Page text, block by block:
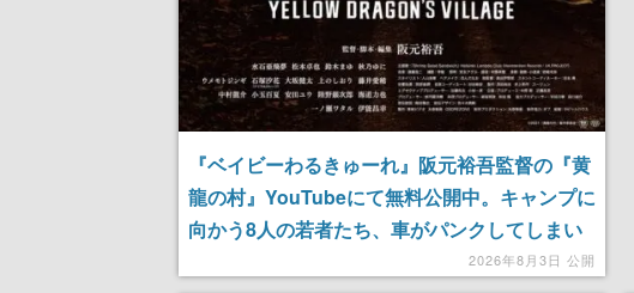
『ベイビーわるきゅーれ』阪元裕吾監督の『黄
龍の村』YouTubeにて無料公開中。キャンプに
向かう8人の若者たち、車がパンクしてしまい
迷い込んだ山あいの村、親切な村人たち…これ
2026年8月3日 公開